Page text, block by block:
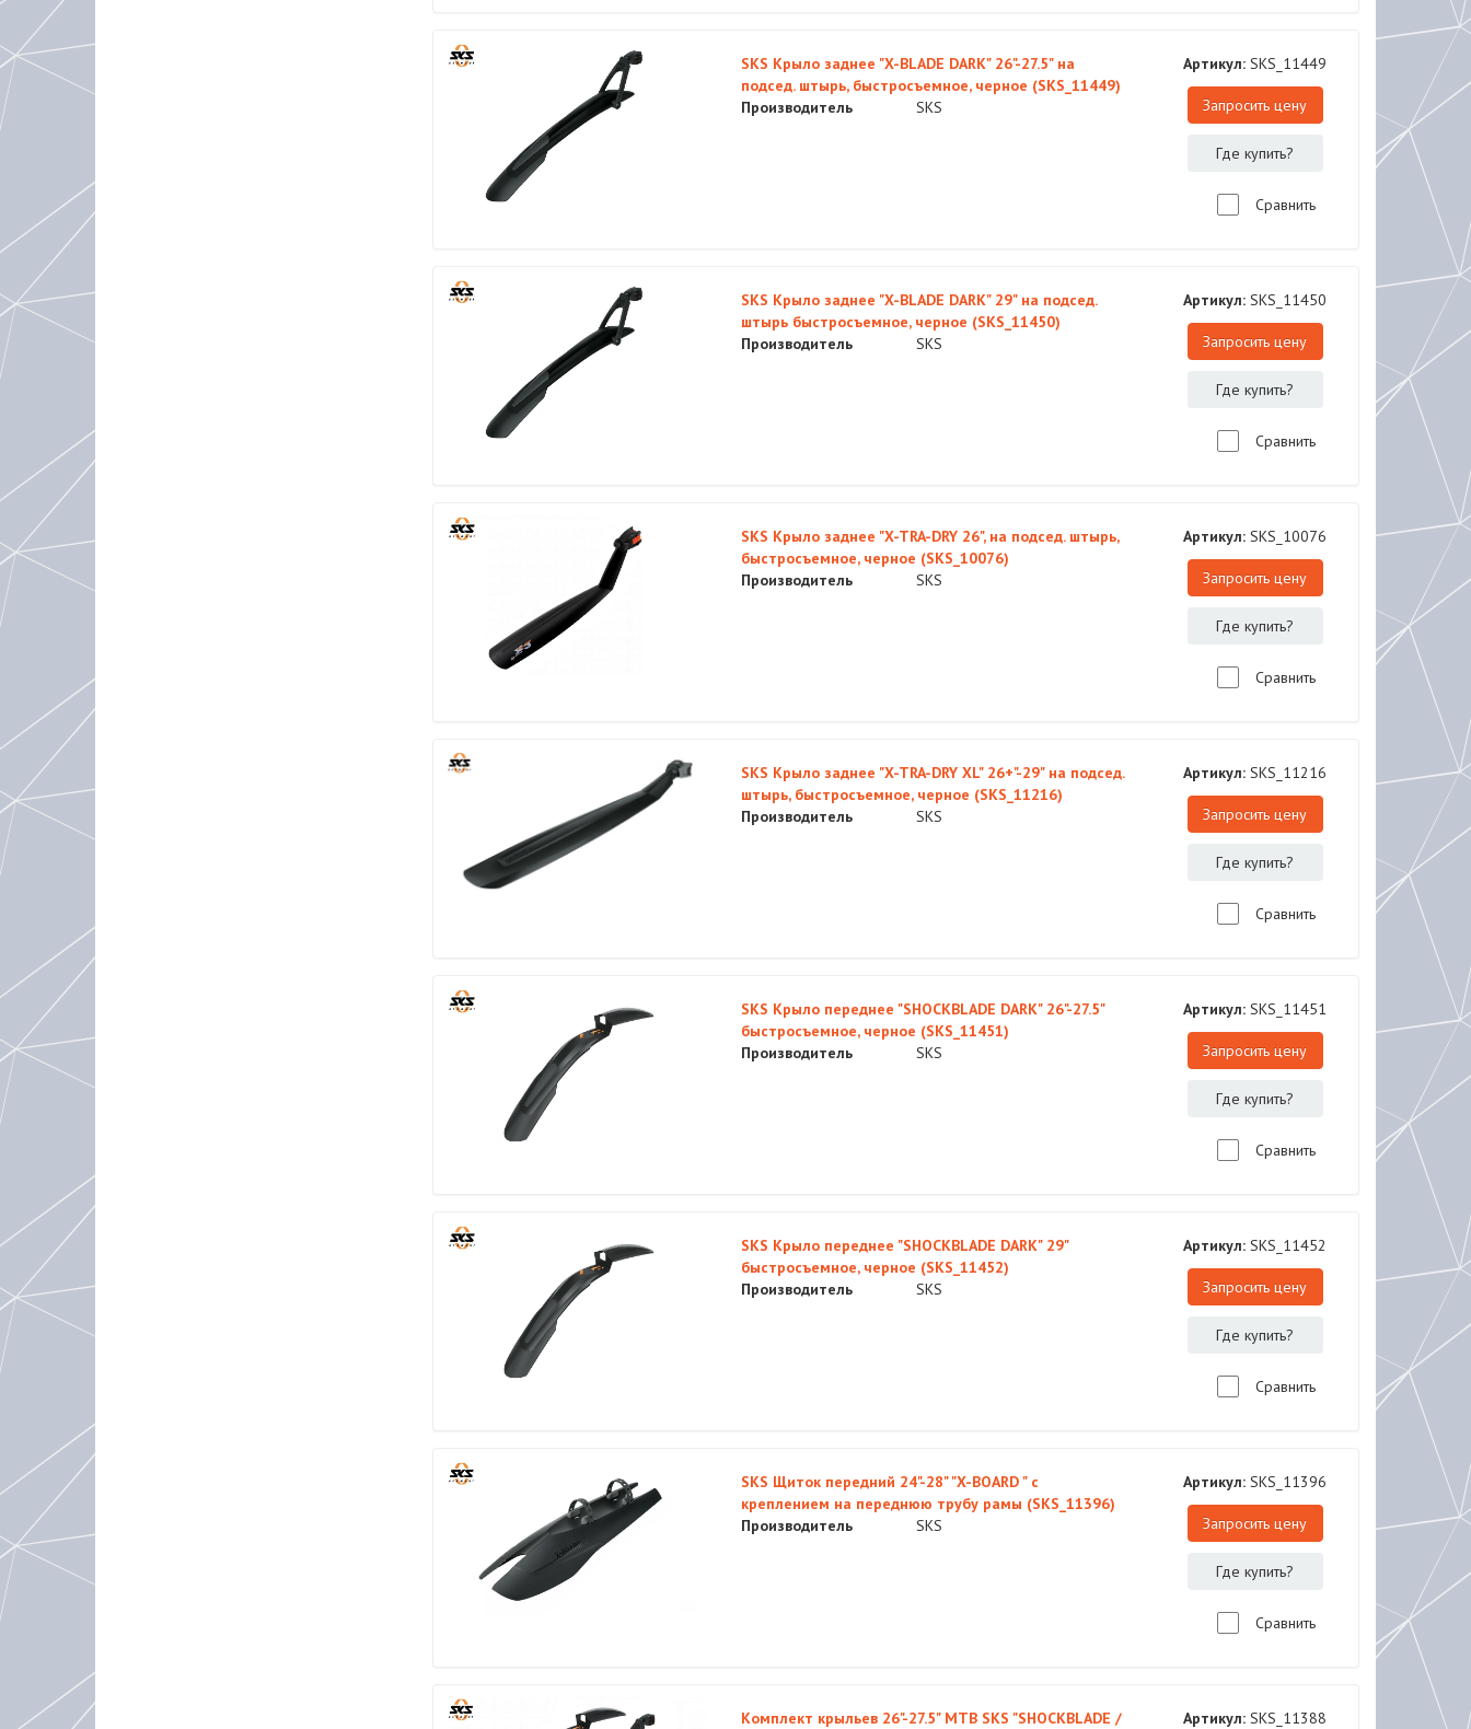
SKS Крыло заднее "X-BLADE DARK" 26"-27.5" на
подсед. штырь, быстросъемное, черное (SKS_11449)
Производитель
SKS
Артикул:SKS_11449
Запросить цену
Где купить?
Сравнить
SKS Крыло заднее "X-BLADE DARK" 29" на подсед.
штырь быстросъемное, черное (SKS_11450)
Производитель
SKS
Артикул:SKS_11450
Запросить цену
Где купить?
Сравнить
SKS Крыло заднее "X-TRA-DRY 26", на подсед. штырь,
быстросъемное, черное (SKS_10076)
Производитель
SKS
Артикул:SKS_10076
Запросить цену
Где купить?
Сравнить
SKS Крыло заднее "X-TRA-DRY XL" 26+"-29" на подсед.
штырь, быстросъемное, черное (SKS_11216)
Производитель
SKS
Артикул:SKS_11216
Запросить цену
Где купить?
Сравнить
SKS Крыло переднее "SHOCKBLADE DARK" 26"-27.5"
быстросъемное, черное (SKS_11451)
Производитель
SKS
Артикул:SKS_11451
Запросить цену
Где купить?
Сравнить
SKS Крыло переднее "SHOCKBLADE DARK" 29"
быстросъемное, черное (SKS_11452)
Производитель
SKS
Артикул:SKS_11452
Запросить цену
Где купить?
Сравнить
SKS Щиток передний 24"-28" "X-BOARD " с
креплением на переднюю трубу рамы (SKS_11396)
Производитель
SKS
Артикул:SKS_11396
Запросить цену
Где купить?
Сравнить
Комплект крыльев 26"-27.5" MTB SKS "SHOCKBLADE /
Артикул:SKS_11388